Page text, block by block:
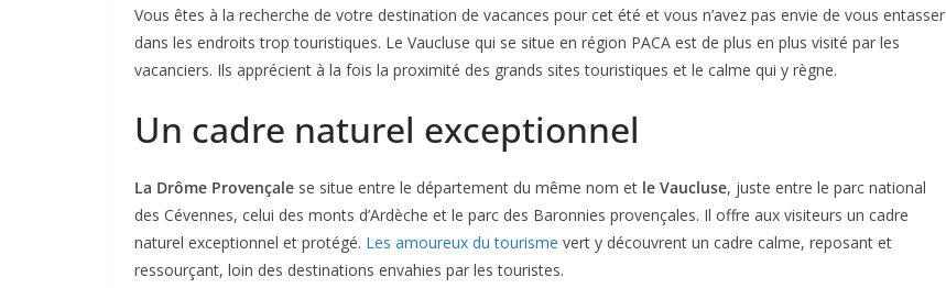
Vous êtes à la recherche de votre destination de vacances pour cet été et vous n’avez pas envie de vous entasser
dans les endroits trop touristiques. Le Vaucluse qui se situe en région PACA est de plus en plus visité par les
vacanciers. Ils apprécient à la fois la proximité des grands sites touristiques et le calme qui y règne.
Un cadre naturel exceptionnel
La Drôme Provençale se situe entre le département du même nom et le Vaucluse, juste entre le parc national
des Cévennes, celui des monts d’Ardèche et le parc des Baronnies provençales. Il offre aux visiteurs un cadre
naturel exceptionnel et protégé. Les amoureux du tourisme vert y découvrent un cadre calme, reposant et
ressourçant, loin des destinations envahies par les touristes.